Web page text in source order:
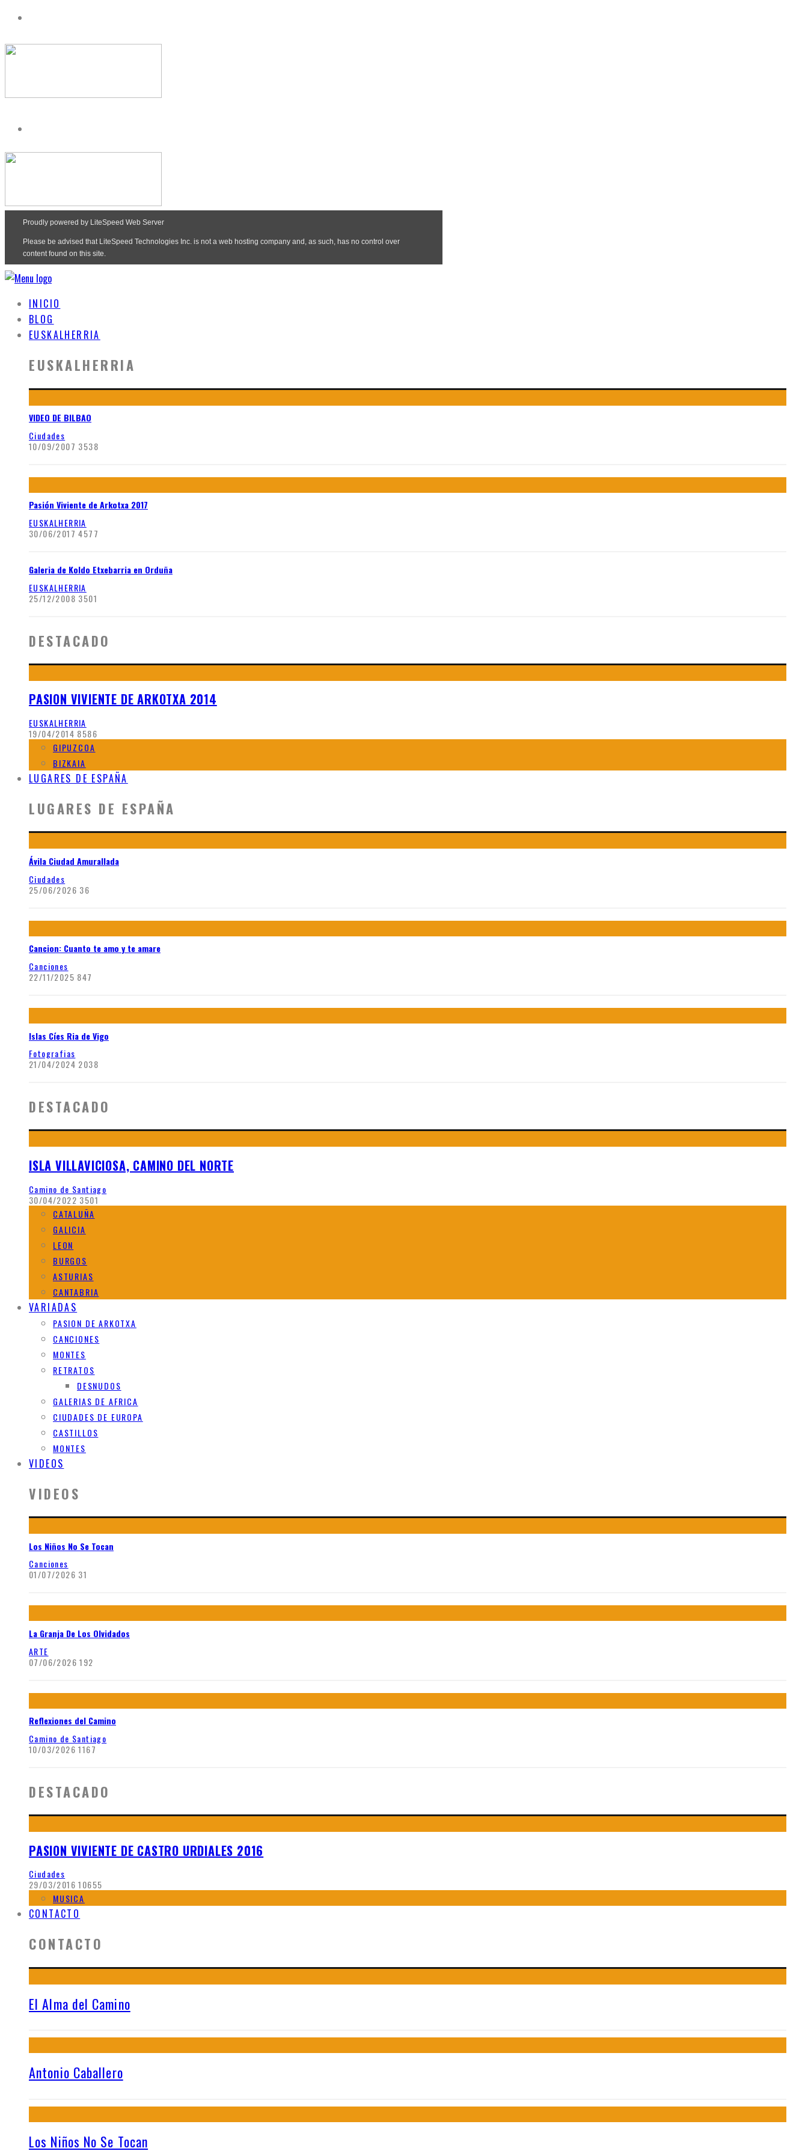
INICIO
BLOG
EUSKALHERRIA
EUSKALHERRIA
VIDEO DE BILBAO
Ciudades
10/09/2007 3538
Pasión Viviente de Arkotxa 2017
EUSKALHERRIA
30/06/2017 4577
Galeria de Koldo Etxebarria en Orduña
EUSKALHERRIA
25/12/2008 3501
DESTACADO
PASION VIVIENTE DE ARKOTXA 2014
EUSKALHERRIA
19/04/2014 8586
GIPUZCOA
BIZKAIA
LUGARES DE ESPAÑA
LUGARES DE ESPAÑA
Ávila Ciudad Amurallada
Ciudades
25/06/2026 36
Cancion: Cuanto te amo y te amare
Canciones
22/11/2025 847
Islas Cíes Ria de Vigo
Fotografias
21/04/2024 2038
DESTACADO
ISLA VILLAVICIOSA, CAMINO DEL NORTE
Camino de Santiago
30/04/2022 3501
CATALUÑA
GALICIA
LEON
BURGOS
ASTURIAS
CANTABRIA
VARIADAS
PASION DE ARKOTXA
CANCIONES
MONTES
RETRATOS
DESNUDOS
GALERIAS DE AFRICA
CIUDADES DE EUROPA
CASTILLOS
MONTES
VIDEOS
VIDEOS
Los Niños No Se Tocan
Canciones
01/07/2026 31
La Granja De Los Olvidados
ARTE
07/06/2026 192
Reflexiones del Camino
Camino de Santiago
10/03/2026 1167
DESTACADO
PASION VIVIENTE DE CASTRO URDIALES 2016
Ciudades
29/03/2016 10655
MUSICA
CONTACTO
CONTACTO
El Alma del Camino
Antonio Caballero
Los Niños No Se Tocan